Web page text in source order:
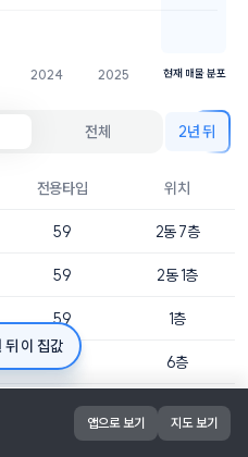
2024 2025 현재 매물 분포
전체 2년 뒤
전용타입 위치
59 2동 7층
59 2동 1층
59 1층
59 6층
2층
뒤 이 집값
앱으로 보기 지도 보기